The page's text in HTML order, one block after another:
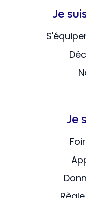
Je
Je